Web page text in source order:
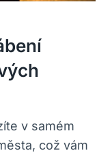
v samém
což vám